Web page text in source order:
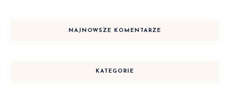
NAJNOWSZE KOMENTARZE
KATEGORIE